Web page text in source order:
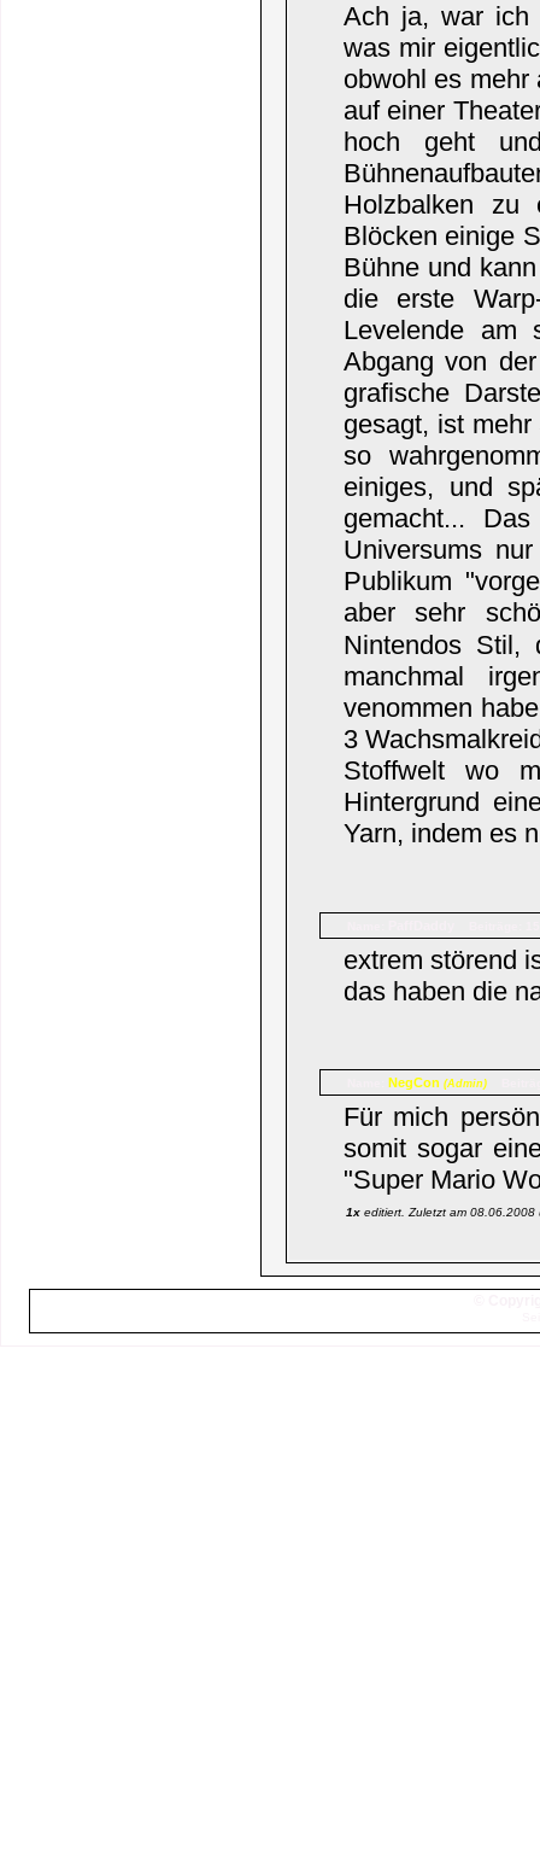
Ach ja, war ich
was mir
obwohl es
auf einer
hoch geht
Holzbalken zu
Blöcken einige
Bühne und
die erste
Levelende am
Abgang von
grafische
gesagt, ist
so
einiges, und
gemacht...
Universums
Publikum
aber sehr
Nintendos
manchmal
venommen
3
Stoffwelt wo
Hintergrund
Yarn, indem es
extrem störend
das haben die
NegCon (Admin)
Für mich
somit sogar
"Super Mario
1x editiert. Zuletzt am 08.06.2008